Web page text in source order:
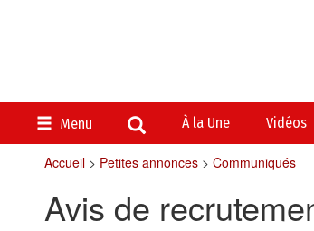
Menu À la Une Vidéos
Accueil> Petites annonces> Communiqués
Avis de